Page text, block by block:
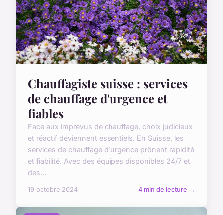
Chauffagiste suisse : services
de chauffage d'urgence et
fiables
Face aux imprévus de chauffage, choix judicieux
et réactif deviennent essentiels. En Suisse, les
services de chauffage d'urgence prônent rapidité
et fiabilité. Avec des équipes disponibles 24/7 et
des...
19 octobre 2024 4 min de lecture →